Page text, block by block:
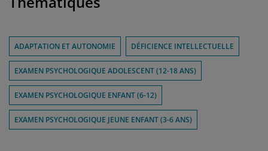
ADAPTATION ET AUTONOMIE DÉFICIENCE INTELLECTUELLE
EXAMEN PSYCHOLOGIQUE ADOLESCENT (12-18 ANS)
EXAMEN PSYCHOLOGIQUE ENFANT (6-12)
EXAMEN PSYCHOLOGIQUE JEUNE ENFANT (3-6 ANS)